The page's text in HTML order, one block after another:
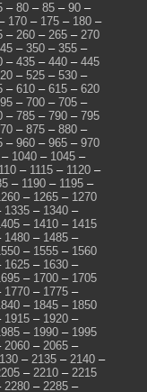
– 80 – 85 – 90 –
170 – 175 – 180 –
– 260 – 265 – 270
– 350 – 355 –
– 435 – 440 – 445
– 525 – 530 –
– 610 – 615 – 620
– 700 – 705 –
– 785 – 790 – 795
– 875 – 880 –
– 960 – 965 – 970
– 1040 – 1045 –
– 1115 – 1120 –
– 1190 – 1195 –
– 1265 – 1270
1335 – 1340 –
– 1410 – 1415
1480 – 1485 –
– 1555 – 1560
1625 – 1630 –
– 1700 – 1705
1770 – 1775 –
– 1845 – 1850
1915 – 1920 –
– 1990 – 1995
2060 – 2065 –
– 2135 – 2140 –
– 2210 – 2215
2280 – 2285 –